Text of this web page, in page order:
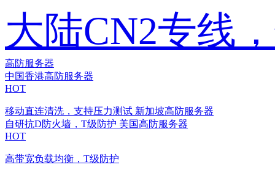
大陆CN2专线
高防服务器
中国香港高防服务器
HOT
移动直连清洗，支持压力测试 新加坡高防服务器
自研抗D防火墙，T级防护 美国高防服务器
HOT
高带宽负载均衡，T级防护